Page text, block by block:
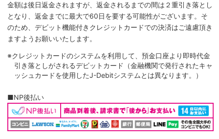
金額は後日返金されますが、返金されるまでの間は２重引き落とし
となり、返金までに最大で60日を要する可能性がございます。そ
のため、デビット機能付きクレジットカードでの決済はご遠慮頂き
ますようお願いいたします。
※クレジットカードのシステムを利用して、預金口座より即時代金
引き落としがされるデビットカード（金融機関で発行されたキャ
ッシュカードを使用したJ-Debitシステムとは異なります。）
■NP後払い